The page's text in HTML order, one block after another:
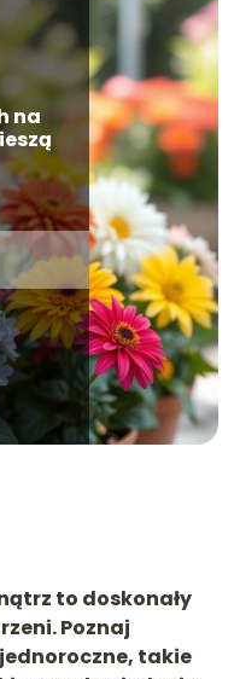
na
to doskonały
Poznaj
takie